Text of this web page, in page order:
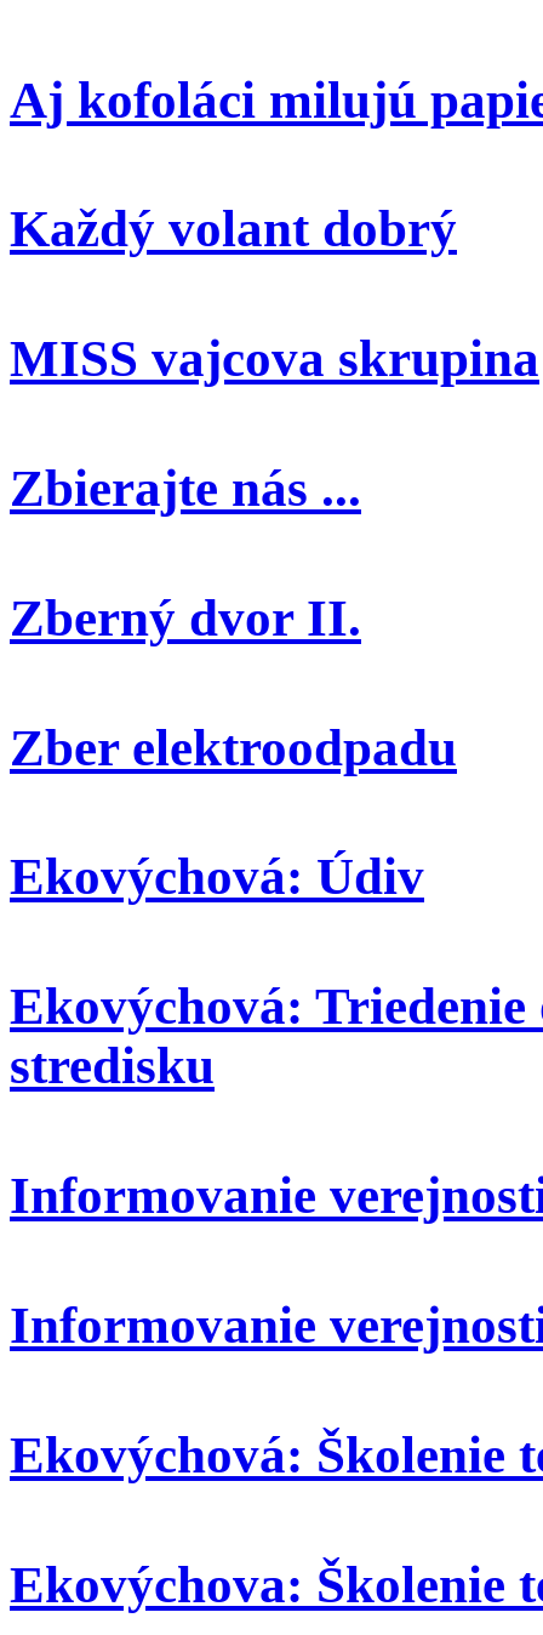
Aj kofoláci milujú
Každý volant dobrý
MISS vajcova skrupina
Zbierajte nás ...
Zberný dvor II.
Zber elektroodpadu
Ekovýchová: Údiv
Ekovýchová:
stredisku
Informovanie
Informovanie
Ekovýchová: Školenie
Ekovýchova: Školenie